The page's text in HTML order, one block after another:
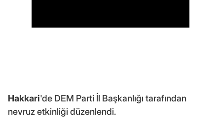
Hakkari'de DEM Parti İl Başkanlığı tarafından
nevruz etkinliği düzenlendi.